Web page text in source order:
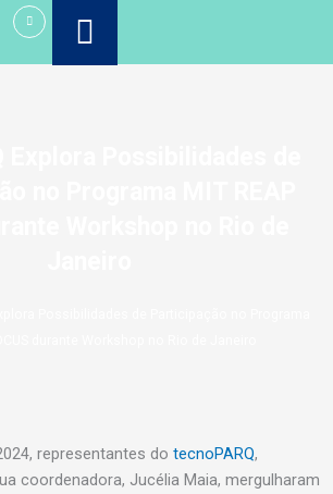
representantes do tecnoPARQ,
coordenadora, Jucélia Maia, mergulharam